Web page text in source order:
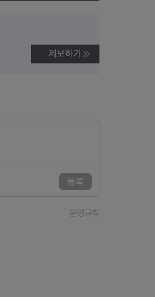
제보하기
등록
운영규칙